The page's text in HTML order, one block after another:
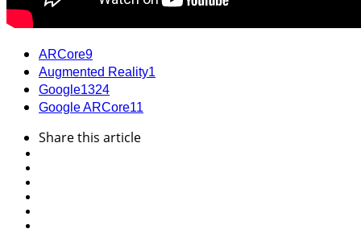
ARCore9
Augmented Reality1
Google1324
Google ARCore11
Sharethis article